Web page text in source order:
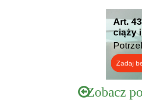
Art.
ciąży
Zadaj
Zobacz